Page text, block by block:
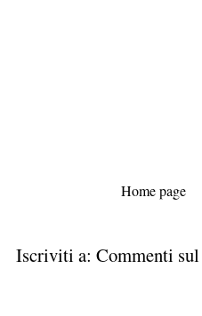
Home page
Iscriviti a:Commenti